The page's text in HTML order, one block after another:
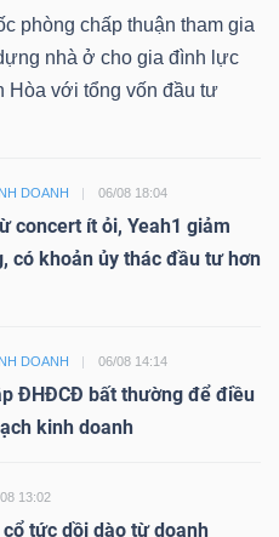
phòng chấp thuận tham gia
nhà ở cho gia đình lực
Hòa với tổng vốn đầu tư
DOANH 06/08 18:04
concert ít ỏi, Yeah1 giảm
có khoản ủy thác đầu tư hơn
DOANH 06/08 14:14
ĐHĐCĐ bất thường để điều
kinh doanh
13:02
cổ tức dồi dào từ doanh